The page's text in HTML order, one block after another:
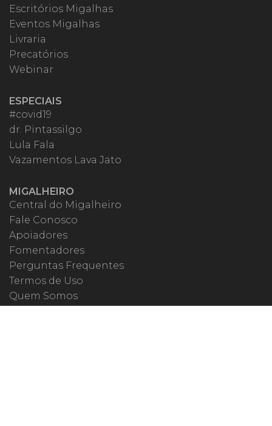
Escritórios Migalhas
Eventos Migalhas
Livraria
Precatórios
Webinar
ESPECIAIS
#covid19
dr. Pintassilgo
Lula Fala
Vazamentos Lava Jato
MIGALHEIRO
Central do Migalheiro
Fale Conosco
Apoiadores
Fomentadores
Perguntas Frequentes
Termos de Uso
Quem Somos